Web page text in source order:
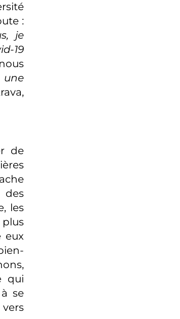
:
je
19
de
des
les
eux
qui
se